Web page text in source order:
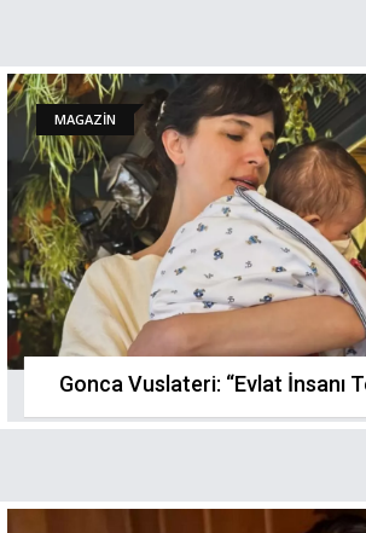
MAGAZİN
Gonca Vuslateri: “Evlat İnsanı